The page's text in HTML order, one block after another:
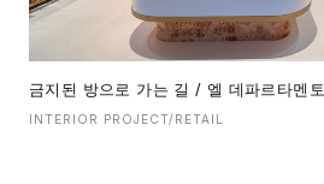
금지된 방으로 가는 길 / 엘 데파르타멘토
INTERIOR PROJECT/RETAIL